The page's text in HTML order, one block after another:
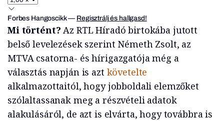
Forbes Hangoscikk— Regisztrálj és hallgasd!
Mi történt?Az RTL Híradó birtokába jutott
belső levelezések szerint Németh Zsolt, az
MTVA csatorna- és hírigazgatója még a
választás napján is azt követelte
alkalmazottaitól, hogy jobboldali elemzőket
szólaltassanak meg a részvételi adatok
alakulásáról, de azt is elvárta, hogy továbbra is